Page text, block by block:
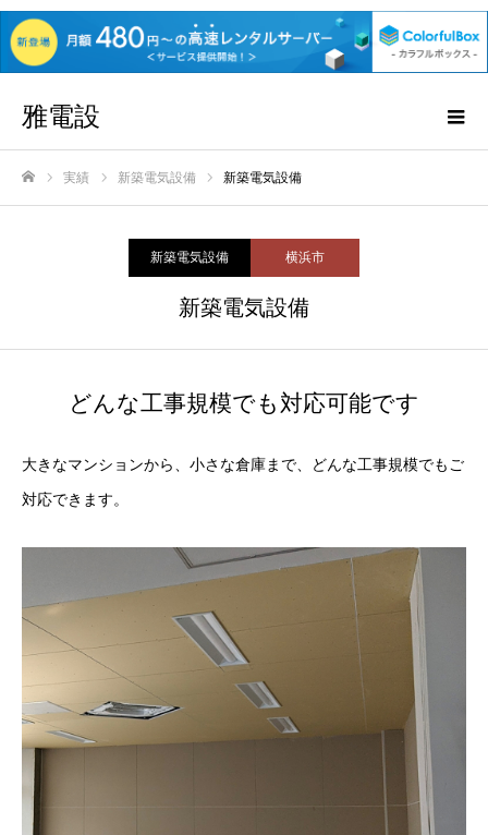
雅電設
実績 新築電気設備 新築電気設備
新築電気設備 横浜市
新築電気設備
どんな工事規模でも対応可能です
大きなマンションから、小さな倉庫まで、どんな工事規模でもご
対応できます。